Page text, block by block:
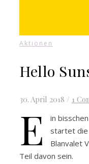
Aktionen
Hello
30. April 2018 / 1
E
in
startet die
Blanvalet
Teil davon sein.